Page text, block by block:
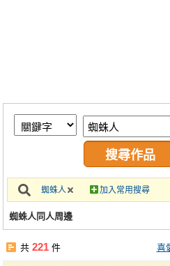
繪圖藝廊
交流中心
攤位轉讓區
會員功能選單
註冊會員
蜘蛛人 加入常用搜尋
蜘蛛人同人周邊
共221 件 喜